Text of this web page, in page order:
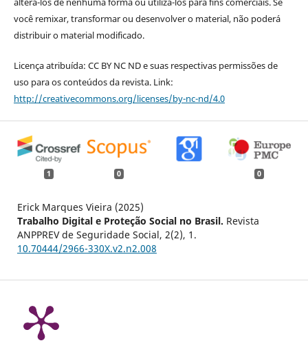
você remixar, transformar ou desenvolver o material, não poderá
distribuir o material modificado.
Licença atribuída: CC BY NC ND e suas respectivas permissões de
uso para os conteúdos da revista. Link:
http://creativecommons.org/licenses/by-nc-nd/4.0
1 0 0
Erick Marques Vieira (2025)
Trabalho Digital e Proteção Social no Brasil. Revista
ANPPREV de Seguridade Social, 2(2), 1.
10.70444/2966-330X.v2.n2.008